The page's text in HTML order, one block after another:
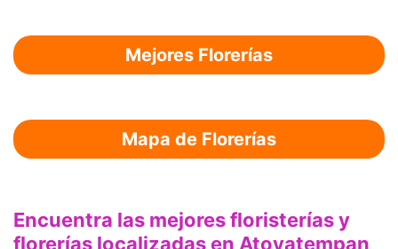
Mejores Florerías
Mapa de Florerías
Encuentra las mejores floristerías y
florerías localizadas en Atoyatempan